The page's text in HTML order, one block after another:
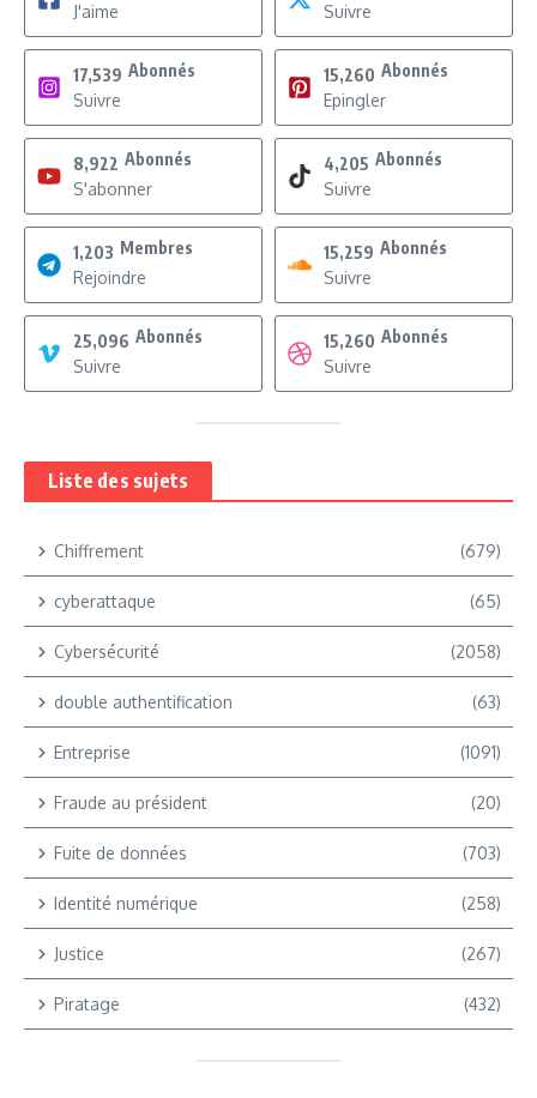
J'aime
Suivre
17,539 Abonnés
Suivre
15,260 Abonnés
Epingler
8,922 Abonnés
S'abonner
4,205 Abonnés
Suivre
1,203 Membres
Rejoindre
15,259 Abonnés
Suivre
25,096 Abonnés
Suivre
15,260 Abonnés
Suivre
Liste des sujets
Chiffrement (679)
cyberattaque (65)
Cybersécurité (2058)
double authentification (63)
Entreprise (1091)
Fraude au président (20)
Fuite de données (703)
Identité numérique (258)
Justice (267)
Piratage (432)